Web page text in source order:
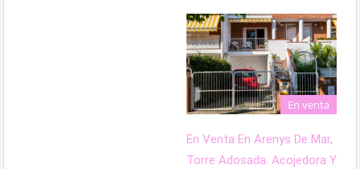
En venta
En Venta En Arenys De Mar,
Torre Adosada. Acojedora Y